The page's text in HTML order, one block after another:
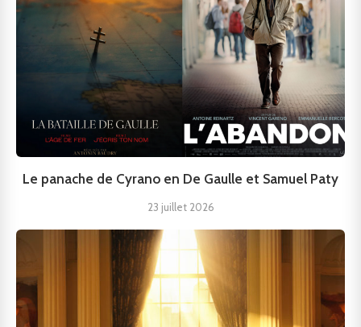
Le panache de Cyrano en De Gaulle et Samuel Paty
23 juillet 2026